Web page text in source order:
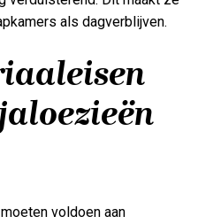
als dagverblijven.
voldoen aan